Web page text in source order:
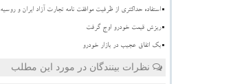
استفاده حداکثری از ظرفیت موافقت نامه تجارت آزاد ایران و روسیه
ریزش قیمت خودرو اوج گرفت
بک اتفاق عجیب در بازار خودرو
نظرات بینندگان در مورد این مطلب